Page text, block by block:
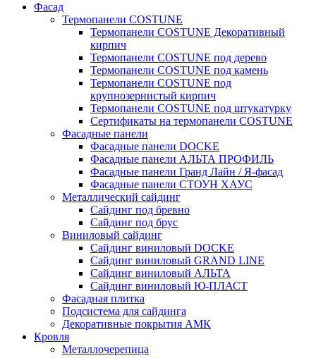
Фасад
Термопанели COSTUNE
Термопанели COSTUNE Декоративный
кирпич
Термопанели COSTUNE под дерево
Термопанели COSTUNE под камень
Термопанели COSTUNE под
крупнозернистый кирпич
Термопанели COSTUNE под штукатурку
Сертификаты на термопанели COSTUNE
Фасадные панели
Фасадные панели DOCKE
Фасадные панели АЛЬТА ПРОФИЛЬ
Фасадные панели Гранд Лайн / Я-фасад
Фасадные панели СТОУН ХАУС
Металлический сайдинг
Сайдинг под бревно
Сайдинг под брус
Виниловый сайдинг
Сайдинг виниловый DOCKE
Сайдинг виниловый GRAND LINE
Сайдинг виниловый АЛЬТА
Сайдинг виниловый Ю-ПЛАСТ
Фасадная плитка
Подсистема для сайдинга
Декоративные покрытия АМК
Кровля
Металлочерепица